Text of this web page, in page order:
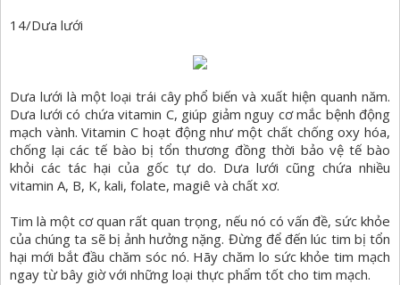
14/Dưa lưới
Dưa lưới là một loại trái cây phổ biến và xuất hiện quanh năm.
Dưa lưới có chứa vitamin C, giúp giảm nguy cơ mắc bệnh động
mạch vành. Vitamin C hoạt động như một chất chống oxy hóa,
chống lại các tế bào bị tổn thương đồng thời bảo vệ tế bào
khỏi các tác hại của gốc tự do. Dưa lưới cũng chứa nhiều
vitamin A, B, K, kali, folate, magiê và chất xơ.
Tim là một cơ quan rất quan trọng, nếu nó có vấn đề, sức khỏe
của chúng ta sẽ bị ảnh hưởng nặng. Đừng để đến lúc tim bị tổn
hại mới bắt đầu chăm sóc nó. Hãy chăm lo sức khỏe tim mạch
ngay từ bây giờ với những loại thực phẩm tốt cho tim mạch.